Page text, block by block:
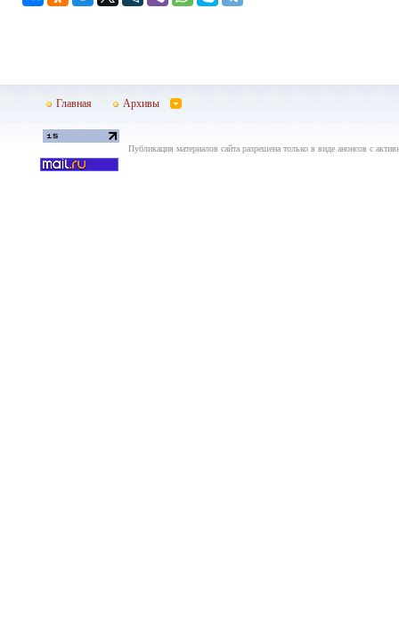
Главная Архивы
Публикация материалов сайта разрешена только в виде анонсов с